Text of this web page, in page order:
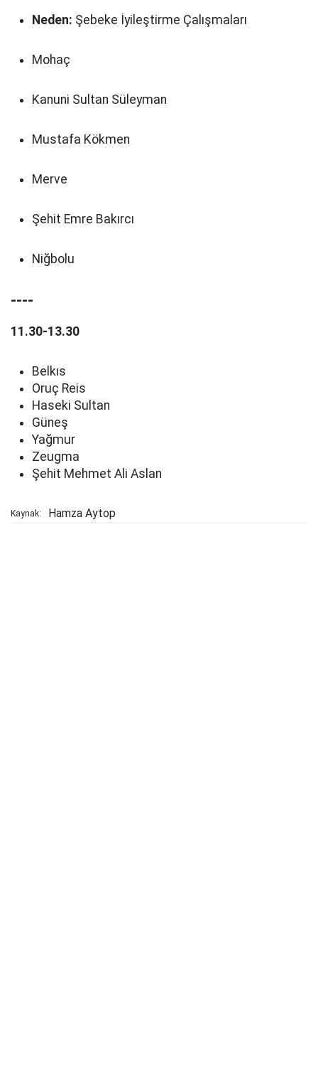
Neden: Şebeke İyileştirme Çalışmaları
Mohaç
Kanuni Sultan Süleyman
Mustafa Kökmen
Merve
Şehit Emre Bakırcı
Niğbolu
----
11.30-13.30
Belkıs
Oruç Reis
Haseki Sultan
Güneş
Yağmur
Zeugma
Şehit Mehmet Ali Aslan
Kaynak: Hamza Aytop